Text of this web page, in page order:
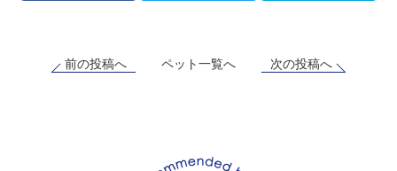
前の投稿へ ペット一覧へ 次の投稿へ